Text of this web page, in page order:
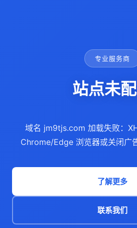
专业服务商
站点未
域名 jm9tjs.com 加载失败：
Chrome/Edge 浏览器或关闭广
了解更多
联系我们